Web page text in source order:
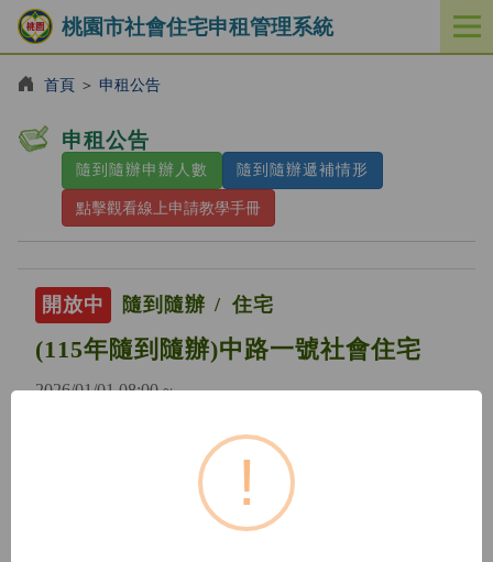
桃園市社會住宅申租管理系統
開
啟
首頁 ＞ 申租公告
申租公告
隨到隨辦申辦人數 隨到隨辦遞補情形
點擊觀看線上申請教學手冊
開放中 隨到隨辦 住宅
(115年隨到隨辦)中路一號社會住宅
2026/01/01 08:00 ~
隨到隨辦 住宅
(115年隨到隨辦)中路二號社會住宅
!